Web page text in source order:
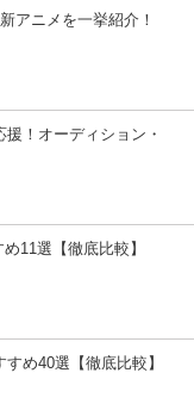
アニメを一挙紹介！
！オーディション・
11選【徹底比較】
め40選【徹底比較】